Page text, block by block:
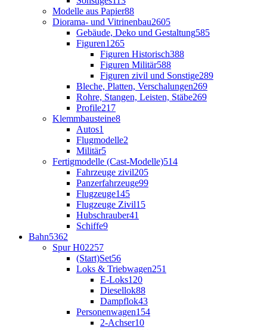
Modelle aus Papier88
Diorama- und Vitrinenbau2605
Gebäude, Deko und Gestaltung585
Figuren1265
Figuren Historisch388
Figuren Militär588
Figuren zivil und Sonstige289
Bleche, Platten, Verschalungen269
Rohre, Stangen, Leisten, Stäbe269
Profile217
Klemmbausteine8
Autos1
Flugmodelle2
Militär5
Fertigmodelle (Cast-Modelle)514
Fahrzeuge zivil205
Panzerfahrzeuge99
Flugzeuge145
Flugzeuge Zivil15
Hubschrauber41
Schiffe9
Bahn5362
Spur H02257
(Start)Set56
Loks & Triebwagen251
E-Loks120
Diesellok88
Dampflok43
Personenwagen154
2-Achser10